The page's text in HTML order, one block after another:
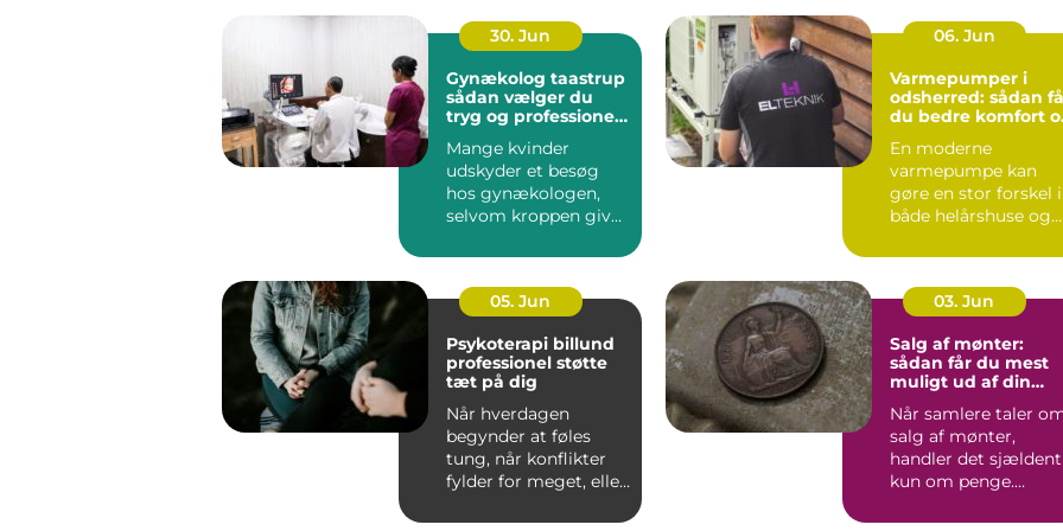
30. Jun
Gynækolog taastrup
sådan vælger du
tryg og professionel
Mange kvinder
udskyder et besøg
hos gynækologen,
selvom kroppen giver
noget er...
06. Jun
Varmepumper i
odsherred: sådan
du bedre komfort
En moderne
varmepumpe kan
gøre en stor forskel i
både helårshuse og
Odsherred. Mange
væ...
05. Jun
Psykoterapi billund
professionel støtte
tæt på dig
Når hverdagen
begynder at føles
tung, når konflikter
fylder for meget, eller
spænd...
03. Jun
Salg af mønter:
sådan får du mest
muligt ud af din
Når samlere taler
salg af mønter,
handler det sjældent
kun om penge.
historie, hånd...